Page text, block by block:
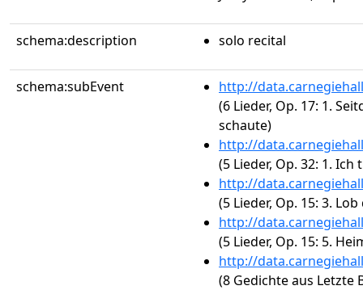
schema:description solo recital
schema:subEvent
http://
(6 Lieder, Op. 17: 1.
schaute)
http://
(5 Lieder, Op. 32: 1.
http://
(5 Lieder, Op. 15: 3.
http://
(5 Lieder, Op. 15: 5.
http://
(8 Gedichte aus Letzte